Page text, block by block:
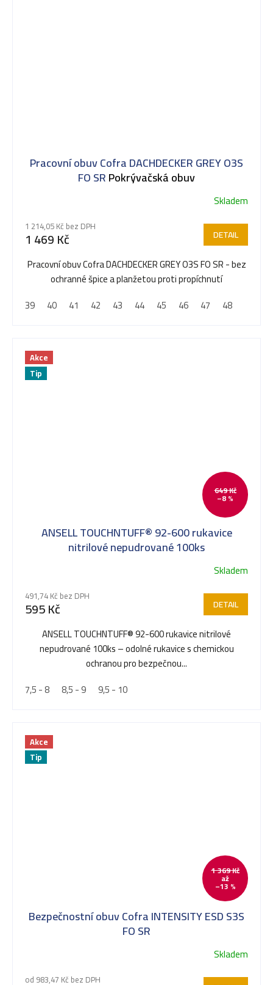
Pracovní obuv Cofra DACHDECKER GREY O3S
FO SRPokrývačská obuv
Skladem
1 214,05 Kč bez DPH
1 469 Kč DETAIL
Pracovní obuv Cofra DACHDECKER GREY O3S FO SR - bez
ochranné špice a planžetou proti propíchnutí
39
40 41 42 43 44 45 46 47 48
Akce
Tip
649 Kč
–8 %
ANSELL TOUCHNTUFF® 92-600 rukavice
nitrilové nepudrované 100ks
Skladem
491,74 Kč bez DPH
595 Kč DETAIL
ANSELL TOUCHNTUFF® 92-600 rukavice nitrilové
nepudrované 100ks – odolné rukavice s chemickou
ochranou pro bezpečnou...
7,5 - 8
8,5 - 9 9,5 - 10
Akce
Tip
1 369 Kč
až
–13 %
Bezpečnostní obuv Cofra INTENSITY ESD S3S
FO SR
Skladem
od 983,47 Kč bez DPH